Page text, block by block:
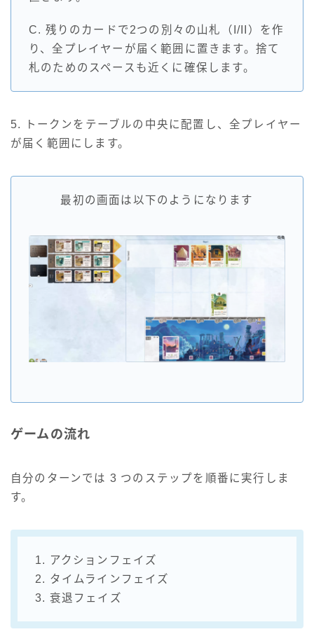
C. 残りのカードで2つの別々の山札（I/II）を作
り、全プレイヤーが届く範囲に置きます。捨て
札のためのスペースも近くに確保します。
5. トークンをテーブルの中央に配置し、全プレイヤー
が届く範囲にします。
最初の画面は以下のようになります
ゲームの流れ
自分のターンでは 3 つのステップを順番に実行しま
す。
1. アクションフェイズ
2. タイムラインフェイズ
3. 衰退フェイズ